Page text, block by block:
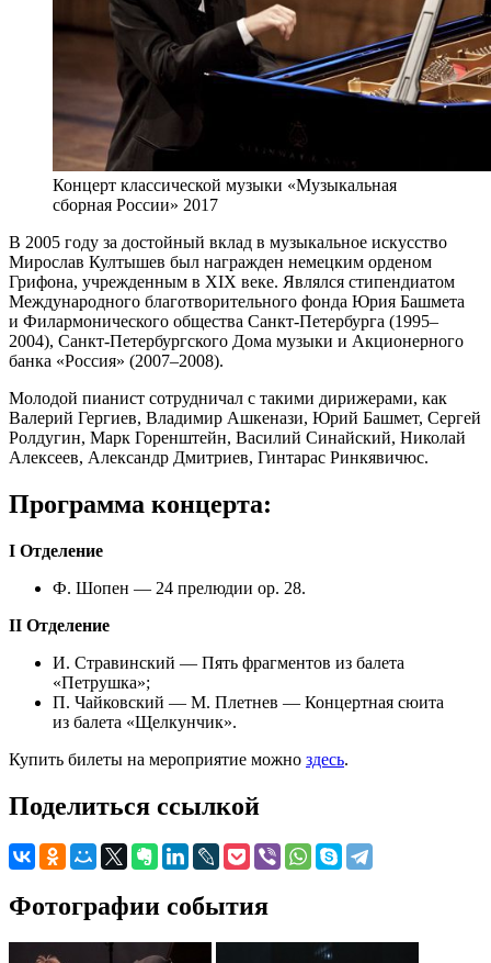
Концерт классической музыки «Музыкальная
сборная России» 2017
В 2005 году за достойный вклад в музыкальное искусство
Мирослав Култышев был награжден немецким орденом
Грифона, учрежденным в XIX веке. Являлся стипендиатом
Международного благотворительного фонда Юрия Башмета
и Филармонического общества Санкт-Петербурга (1995–
2004), Санкт-Петербургского Дома музыки и Акционерного
банка «Россия» (2007–2008).
Молодой пианист сотрудничал с такими дирижерами, как
Валерий Гергиев, Владимир Ашкенази, Юрий Башмет, Сергей
Ролдугин, Марк Горенштейн, Василий Синайский, Николай
Алексеев, Александр Дмитриев, Гинтарас Ринкявичюс.
Программа концерта:
I Отделение
Ф. Шопен — 24 прелюдии ор. 28.
II Отделение
И. Стравинский — Пять фрагментов из балета
«Петрушка»;
П. Чайковский — М. Плетнев — Концертная сюита
из балета «Щелкунчик».
Купить билеты на мероприятие можно здесь.
Поделиться ссылкой
Фотографии события